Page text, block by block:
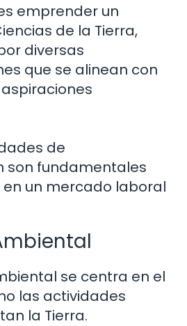
emprender un
de la Tierra,
diversas
que se alinean con
de
son fundamentales
un mercado laboral
se centra en el
las actividades
la Tierra.